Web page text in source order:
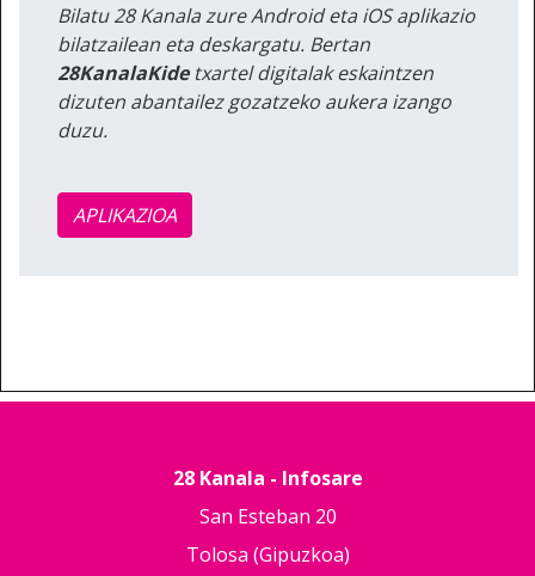
Bilatu 28 Kanala zure Android eta iOS aplikazio
bilatzailean eta deskargatu. Bertan
28KanalaKidetxartel digitalak eskaintzen
dizuten abantailez gozatzeko aukera izango
duzu.
APLIKAZIOA
28 Kanala - Infosare
San Esteban 20
Tolosa (Gipuzkoa)